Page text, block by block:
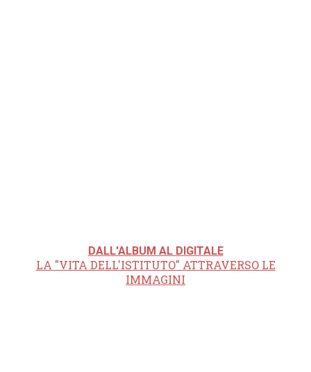
DALL'ALBUM AL DIGITALE
LA "VITA DELL'ISTITUTO" ATTRAVERSO LE
IMMAGINI